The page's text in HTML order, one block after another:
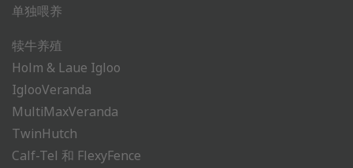
单独喂养
犊牛养殖
Holm & Laue Igloo
IglooVeranda
MultiMaxVeranda
TwinHutch
Calf-Tel 和 FlexyFence